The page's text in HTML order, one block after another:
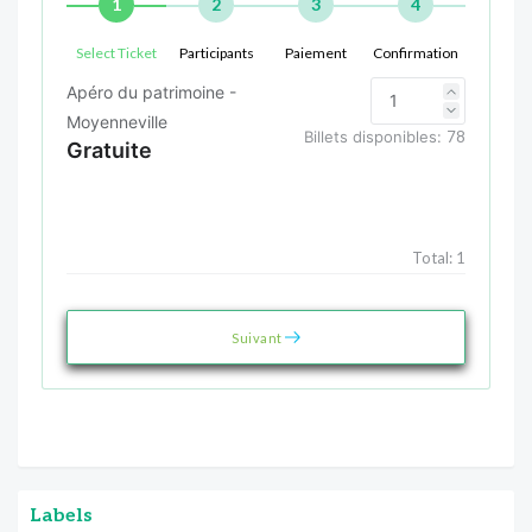
Select Ticket Participants Paiement Confirmation
Apéro du patrimoine -
Moyenneville
Gratuite
Billets disponibles: 78
Total: 1
Suivant
Labels